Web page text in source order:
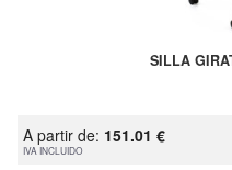
SILLA
A partir de: 151.01 €
IVA INCLUIDO